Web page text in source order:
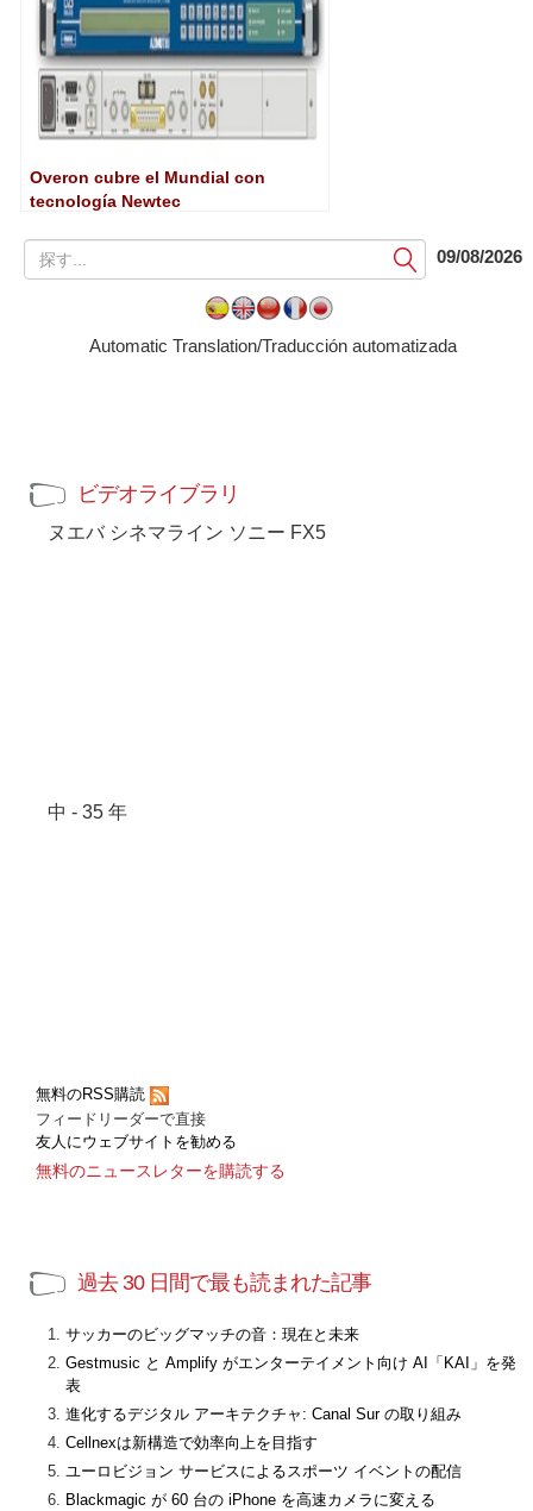
Overon cubre el Mundial con
tecnología Newtec
提
出
09/08/2026
Automatic Translation/Traducción automatizada
ビデオライブラリ
ヌエバ シネマライン ソニー FX5
中 - 35 年
無料のRSS購読
フィードリーダーで直接
友人にウェブサイトを勧める
無料のニュースレターを購読する
過去 30 日間で最も読まれた記事
サッカーのビッグマッチの音：現在と未来
Gestmusic と Amplify がエンターテイメント向け AI「KAI」を発
表
進化するデジタル アーキテクチャ: Canal Sur の取り組み
Cellnexは新構造で効率向上を目指す
ユーロビジョン サービスによるスポーツ イベントの配信
Blackmagic が 60 台の iPhone を高速カメラに変える